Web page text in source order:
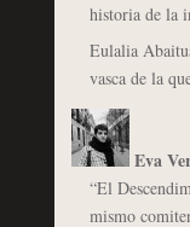
historia de la
Eulalia
vasca de la
Eva
“El
mismo